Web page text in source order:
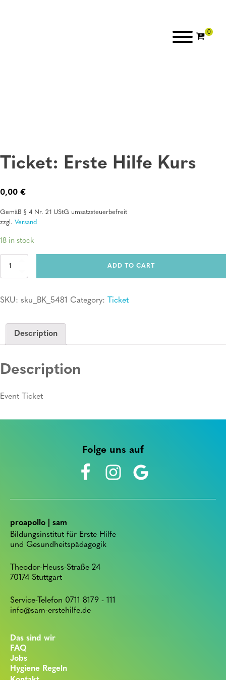
Ticket: Erste Hilfe Kurs
0,00 €
Gemäß § 4 Nr. 21 UStG umsatzsteuerbefreit
zzgl. Versand
18 in stock
Ticket:
quantity
ADD TO CART
SKU: sku_BK_5481 Category: Ticket
Description
Description
Event Ticket
Folge uns auf
proapollo | sam
Bildungsinstitut für Erste Hilfe
und Gesundheitspädagogik
Theodor-Heuss-Straße 24
70174 Stuttgart
Service-Telefon 0711 8179 - 111
info@sam-erstehilfe.de
Das sind wir
FAQ
Jobs
Hygiene Regeln